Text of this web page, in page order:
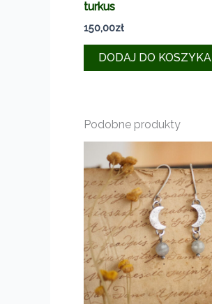
turkus
150,00zł
DODAJ DO KOSZYKA
Podobne produkty